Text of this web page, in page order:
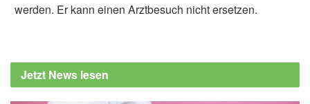
Sven Gronemeyer: Das indigene
Medizinsystem. Krankheit und Heilung.
werden. Er kann einen Arztbesuch nicht ersetzen.
Jetzt News lesen